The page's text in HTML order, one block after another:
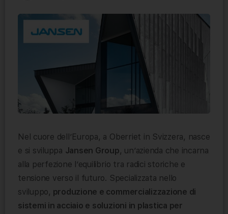
Nel cuore dell’Europa, a Oberriet in Svizzera, nasce
e si sviluppa Jansen Group, un’azienda che incarna
alla perfezione l’equilibrio tra radici storiche e
tensione verso il futuro. Specializzata nello
sviluppo, produzione e commercializzazione di
sistemi in acciaio e soluzioni in plastica per